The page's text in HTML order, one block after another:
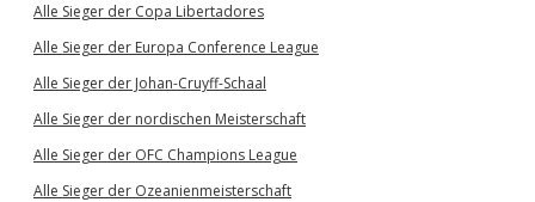
Alle Sieger der Copa Libertadores
Alle Sieger der Europa Conference League
Alle Sieger der Johan-Cruyff-Schaal
Alle Sieger der nordischen Meisterschaft
Alle Sieger der OFC Champions League
Alle Sieger der Ozeanienmeisterschaft